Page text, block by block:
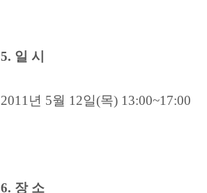
5. 일 시
2011년 5월 12일(목) 13:00~17:00
6. 장 소